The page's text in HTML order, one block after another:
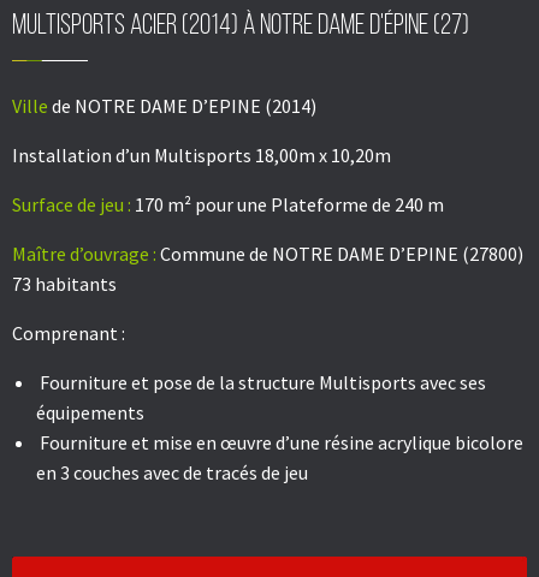
Multisports acier (2014) à Notre dame d'épine (27)
Ville de NOTRE DAME D’EPINE (2014)
Installation d’un Multisports 18,00m x 10,20m
Surface de jeu : 170 m² pour une Plateforme de 240 m
Maître d’ouvrage : Commune de NOTRE DAME D’EPINE (27800)
73 habitants
Comprenant :
Fourniture et pose de la structure Multisports avec ses
équipements
Fourniture et mise en œuvre d’une résine acrylique bicolore
en 3 couches avec de tracés de jeu